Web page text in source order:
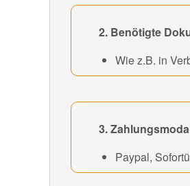
2. Benötigte
Wie z.B. in
3.
Paypal,